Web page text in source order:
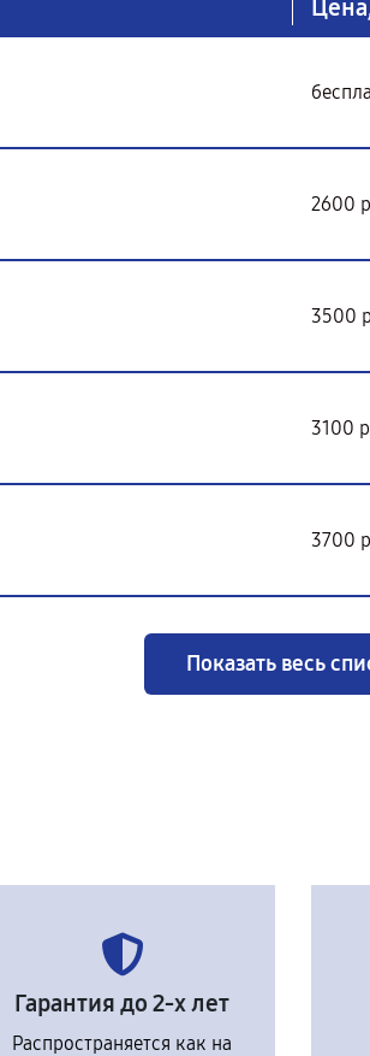
2600 р
3500 р
3100 р
3700 р
Показать весь
Гарантия до 2-х лет
Распространяется как на